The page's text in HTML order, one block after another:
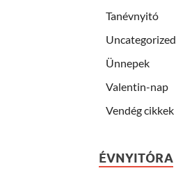
Tanévnyitó
Uncategorized
Ünnepek
Valentin-nap
Vendég cikkek
ÉVNYITÓRA